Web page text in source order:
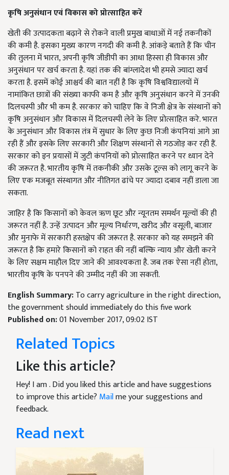
कृषिअनुसंधानएवंविकासकोप्रोत्साहितकरें
खेती की उत्पादकता बढ़ाने से रोकने वाली प्रमुख बाधाओं में नई तकनीकों
की कमी है. इसका मुख्य कारण नगदी की कमी है. आंकड़े बताते हैं कि चीन
की तुलना में भारत, अपनी कृषि जीडीपी का आधा हिस्सा ही विकास और
अनुसंधान पर खर्च करता है. यहां तक की बांग्लादेश भी हमसे ज्यादा खर्च
करता है. इसमें कोई आश्चर्य की बात नहीं है कि कृषि विश्वविद्यालयों में
नामांकित छात्रों की संख्या काफी कम है और कृषि अनुसंधान करने में उनकी
दिलचस्पी और भी कम है. सरकार को चाहिए कि वे निजी क्षेत्र के संस्थानों को
कृषि अनुसंधान और विकास में दिलचस्पी लेने के लिए प्रोत्साहित करे. भारत
के अनुसंधान और विकास तंत्र में सुधार के लिए कुछ निजी कंपनियां आगे आ
रही हैं और इसके लिए सरकारी और शिक्षण संस्थानों से गठजोड़ कर रही हैं.
सरकार को इन प्रयासों में जुटी कंपनियों को प्रोत्साहित करने पर ध्यान देने
की जरूरत है. भारतीय कृषि में तकनीकी और उसके टूल्स को लागू करने के
लिए एक मजबूत संस्थागत और नीतिगत ढांचे पर ज्यादा दबाव नहीं डाला जा
सकता.
जाहिर है कि किसानों को केवल ऋण छूट और न्यूनतम समर्थन मूल्यों की ही
जरूरत नहीं है. उन्हें उत्पादन और मूल्य निर्धारण, खरीद और वसूली, बाजार
और मुनाफे में सरकारी हस्तक्षेप की जरूरत है. सरकार को यह समझने की
जरूरत है कि हमारे किसानों को राहत की नहीं बल्कि न्याय और खेती करने
के लिए सक्षम माहौल दिए जाने की आवश्यकता है. जब तक ऐसा नहीं होता,
भारतीय कृषि के पनपने की उम्मीद नहीं की जा सकती.
English Summary:To carry agriculture in the right direction,
the government should immediately do this five work
Published on:01 November 2017, 09:02 IST
Related Topics
Like this article?
Hey! I am. Did you liked this article and have suggestions
to improve this article? Mailme your suggestions and
feedback.
Read next